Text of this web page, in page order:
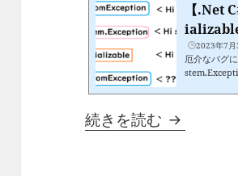
【.Net
ializable
2023年7月
厄介なバグに繋
blic class
続きを読む 【C#】